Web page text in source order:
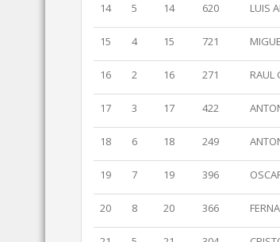
14 5 14 620 LUIS
15 4 15 721
16 2 16 271 RAUL
17 3 17 422
18 6 18 249
19 7 19 396
20 8 20 366